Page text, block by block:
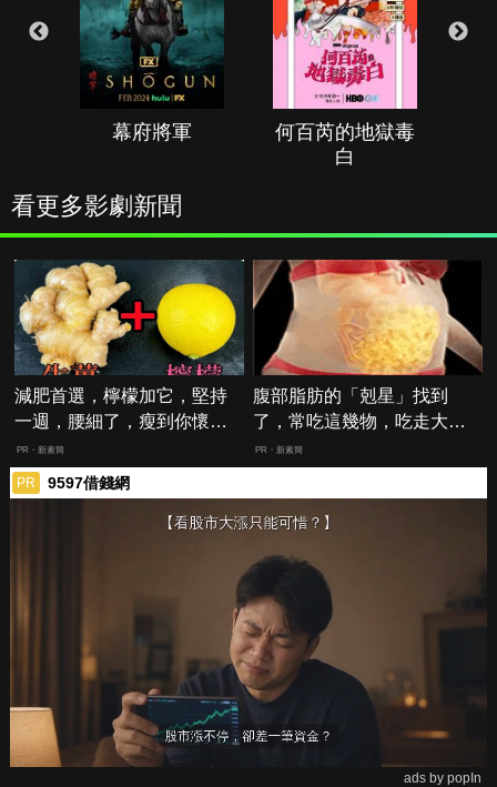
幕府將軍
何百芮的地獄毒
白
看更多影劇新聞
減肥首選，檸檬加它，堅持
一週，腰細了，瘦到你懷疑
人生
PR・新素簡
腹部脂肪的「剋星」找到
了，常吃這幾物，吃走大肚
囊，瘦出小蠻腰
PR・新素簡
PR 9597借錢網
ads by popIn